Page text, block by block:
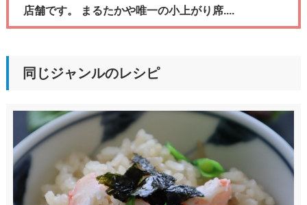
店舗です。 まるたかや唯一の小上がり席....
同じジャンルのレシピ